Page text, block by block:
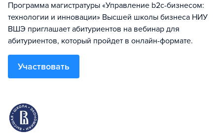
Программа магистратуры «Управление b2c-бизнесом:
технологии и инновации» Высшей школы бизнеса НИУ
ВШЭ приглашает абитуриентов на вебинар для
абитуриентов, который пройдет в онлайн-формате.
Участвовать